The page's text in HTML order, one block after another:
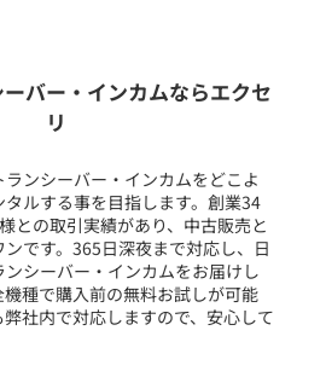
入力(製品名等)
件をリセット
バー・インカムならエクセ
リ
ンシーバー・インカムをどこよ
ルする事を目指します。創業34
との取引実績があり、中古販売と
です。365日深夜まで対応し、日
シーバー・インカムをお届けし
種で購入前の無料お試しが可能
社内で対応しますので、安心して